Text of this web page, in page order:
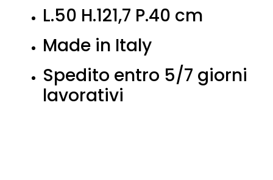
L.50 H.121,7 P.40 cm
Made in Italy
Spedito entro 5/7 giorni
lavorativi